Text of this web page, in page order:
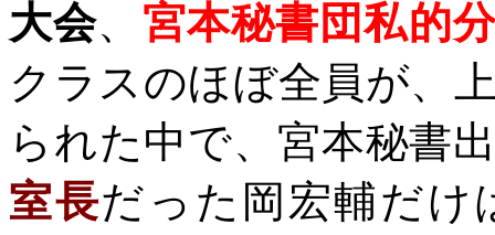
大会、 宮本秘書団私的
クラスのほぼ全員が、
られた中で、宮本秘書
室長だった岡宏輔だけ